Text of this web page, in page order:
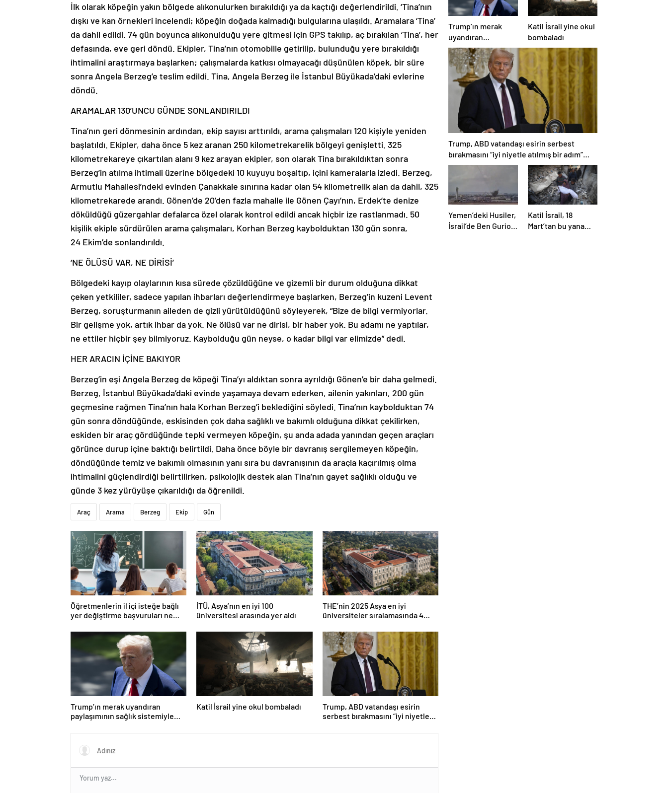
İlk olarak köpeğin yakın bölgede alıkonulurken bırakıldığı ya da kaçtığı değerlendirildi. ‘Tina’nın
dışkı ve kan örnekleri incelendi; köpeğin doğada kalmadığı bulgularına ulaşıldı. Aramalara ‘Tina’
da dahil edildi. 74 gün boyunca alıkonulduğu yere gitmesi için GPS takılıp, aç bırakılan ‘Tina’, her
defasında, eve geri döndü. Ekipler, Tina’nın otomobille getirilip, bulunduğu yere bırakıldığı
ihtimalini araştırmaya başlarken; çalışmalarda katkısı olmayacağı düşünülen köpek, bir süre
sonra Angela Berzeg’e teslim edildi. Tina, Angela Berzeg ile İstanbul Büyükada’daki evlerine
döndü.
ARAMALAR 130’UNCU GÜNDE SONLANDIRILDI
Tina’nın geri dönmesinin ardından, ekip sayısı arttırıldı, arama çalışmaları 120 kişiyle yeniden
başlatıldı. Ekipler, daha önce 5 kez aranan 250 kilometrekarelik bölgeyi genişletti. 325
kilometrekareye çıkartılan alanı 9 kez arayan ekipler, son olarak Tina bırakıldıktan sonra
Berzeg’in atılma ihtimali üzerine bölgedeki 10 kuyuyu boşaltıp, içini kameralarla izledi. Berzeg,
Armutlu Mahallesi’ndeki evinden Çanakkale sınırına kadar olan 54 kilometrelik alan da dahil, 325
kilometrekarede arandı. Gönen’de 20’den fazla mahalle ile Gönen Çayı’nın, Erdek’te denize
döküldüğü güzergahlar defalarca özel olarak kontrol edildi ancak hiçbir ize rastlanmadı. 50
kişilik ekiple sürdürülen arama çalışmaları, Korhan Berzeg kaybolduktan 130 gün sonra,
24 Ekim’de sonlandırıldı.
‘NE ÖLÜSÜ VAR, NE DİRİSİ’
Bölgedeki kayıp olaylarının kısa sürede çözüldüğüne ve gizemli bir durum olduğuna dikkat
çeken yetkililer, sadece yapılan ihbarları değerlendirmeye başlarken, Berzeg’in kuzeni Levent
Berzeg, soruşturmanın aileden de gizli yürütüldüğünü söyleyerek, “Bize de bilgi vermiyorlar.
Bir gelişme yok, artık ihbar da yok. Ne ölüsü var ne dirisi, bir haber yok. Bu adamı ne yaptılar,
ne ettiler hiçbir şey bilmiyoruz. Kaybolduğu gün neyse, o kadar bilgi var elimizde” dedi.
HER ARACIN İÇİNE BAKIYOR
Berzeg’in eşi Angela Berzeg de köpeği Tina’yı aldıktan sonra ayrıldığı Gönen’e bir daha gelmedi.
Berzeg, İstanbul Büyükada’daki evinde yaşamaya devam ederken, ailenin yakınları, 200 gün
geçmesine rağmen Tina’nın hala Korhan Berzeg’i beklediğini söyledi. Tina’nın kaybolduktan 74
gün sonra döndüğünde, eskisinden çok daha sağlıklı ve bakımlı olduğuna dikkat çekilirken,
eskiden bir araç gördüğünde tepki vermeyen köpeğin, şu anda adada yanından geçen araçları
görünce durup içine baktığı belirtildi. Daha önce böyle bir davranış sergilemeyen köpeğin,
döndüğünde temiz ve bakımlı olmasının yanı sıra bu davranışının da araçla kaçırılmış olma
ihtimalini güçlendirdiği belirtilirken, psikolojik destek alan Tina’nın gayet sağlıklı olduğu ve
günde 3 kez yürüyüşe çıkarıldığı da öğrenildi.
Araç Arama Berzeg Ekip Gün
Öğretmenlerin il içi isteğe bağlı
yer değiştirme başvuruları ne
İTÜ, Asya’nın en iyi 100
üniversitesi arasında yer aldı
THE’nin 2025 Asya en iyi
üniversiteler sıralamasında 4
Trump’ın merak uyandıran
paylaşımının sağlık sistemiyle
Katil İsrail yine okul bombaladı
Trump, ABD vatandaşı esirin
serbest bırakmasını “iyi niyetle
değerlendirdi
Trump’ın merak
uyandıran
paylaşımının sağlık
sistemiyle ilgili
kararname olduğu
anlaşıldı
Katil İsrail yine okul
bombaladı
Trump, ABD vatandaşı esirin serbest
bırakmasını “iyi niyetle atılmış bir adım”
olarak değerlendirdi
Yemen’deki Husiler,
İsrail’de Ben Gurion
Katil İsrail, 18
Mart’tan bu yana